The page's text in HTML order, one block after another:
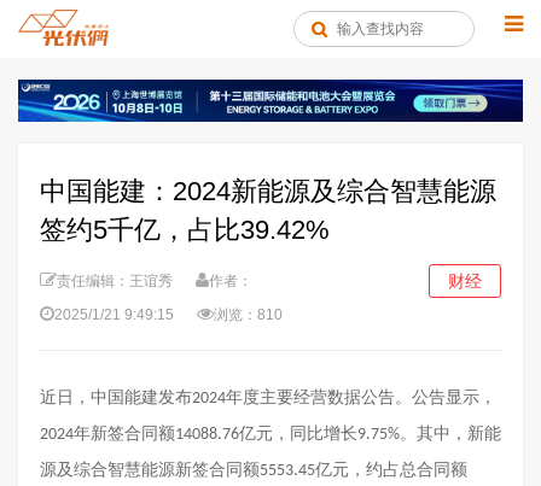
中国能建：2024新能源及综合智慧能源
签约5千亿，占比39.42%
责任编辑：王谊秀
作者：
2025/1/21 9:49:15
浏览：810
财经
近日，中国能建发布2024年度主要经营数据公告。公告显示，
2024年新签合同额14088.76亿元，同比增长9.75%‍。 其中，新能
源及综合智慧能源新签合同额5553.45亿元，约占总合同额